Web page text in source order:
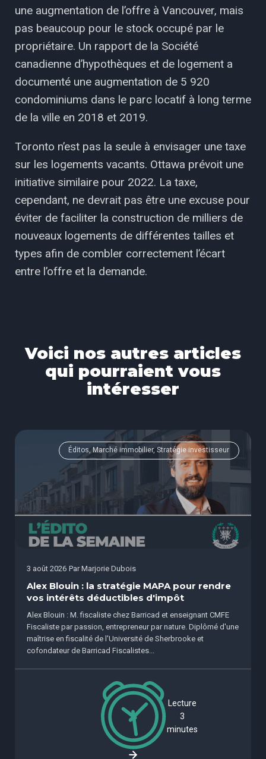
une augmentation de l’offre à Vancouver, mais
pas beaucoup pour le stock occupé par le
propriétaire. Un rapport de la Société
canadienne d’hypothèques et de logement a
documenté une augmentation de 5 920
condominiums dans le parc locatif à long terme
de la ville en 2018 et 2019.
Toronto n’est pas la seule à envisager une taxe
sur les logements vacants. Ottawa prévoit une
initiative similaire pour 2022. La taxe,
cependant, ne devrait pas être une excuse pour
éviter de faciliter la construction de milliers de
nouveaux logements de différentes tailles et
types afin de combler correctement l’écart
entre l’offre et la demande.
Voici nos autres articles
qui pourraient vous
intéresser
Éditos, Marché immobilier, Stratégie investisseur
3 août 2026 Par Marjorie Dubois
Alex Blouin : la stratégie MAPA pour rendre
vos intérêts déductibles d'impôt
Alex Blouin : M. fiscaliste chez Barricad et enseignant CMFE
Fiscaliste par passion, entrepreneur par nature. Diplômé d'une
maîtrise en fiscalité de l'Université de Sherbrooke et
cofondateur de Barricad Fiscalistes...
Lecture
3
minutes